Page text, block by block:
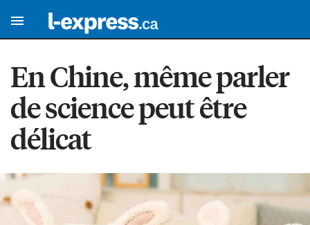
En Chine, même parler
de science peut être
délicat